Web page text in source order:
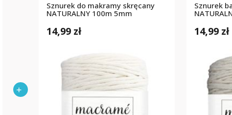
Sznurek do makramy skręcany
NATURALNY 100m 5mm
14,99 zł
Sznurek
14,99 zł